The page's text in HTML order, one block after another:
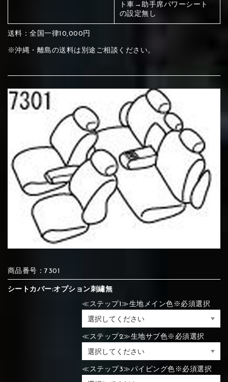
④Brown ⑤Dark Brown ⑥Yellow
⑦Blue ⑧Orange ⑨Pink
⑭Caramel ⑮Wine red
サブ生地は下記16種類からご選択ください。
④Brown ⑤Dark Brown ⑥Yellow
⑦Blue
⑪Black ⑫Ivory
⑭Caramel ⑮Wine red
赤く塗られている場所を選択
ください
①Beige ②Gray ③Red
④Brown ⑤Dark Brown ⑥Yellow
⑦Blue ⑧Orange ⑨Pink
⑪Black
赤く塗られている場所を選択
刺繍は下記21種類からご選択ください。
①Black ②Gray ③Light gray
④Beige
⑦Wine-red ⑧Yellow
⑪Blue ⑫Aqua blue
刺繍は下記21種類からご選択ください。
①Black ②Gray ③Light gray
④Beige
⑦Wine-red ⑧Yellow
⑪Blue ⑫Aqua blue
ト車→助手席パワーシート
の設定無し
送料：全国一律10,000円
※沖縄・離島の送料は別途ご相談ください。
商品番号：7301
シートカバー:オプション刺繡無
≪ステップ1≫生地メイン色※必須選択
≪ステップ2≫生地サブ色※必須選択
≪ステップ3≫パイピング色※必須選択